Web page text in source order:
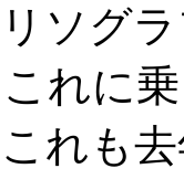
ソグ
れに
れも